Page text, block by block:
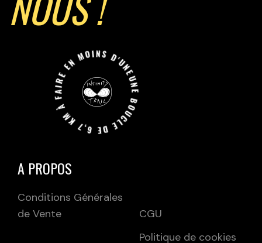
UNE BOUCLE DE 6,7 KM À FAIRE EN MOINS D'UNE HEURE JUSQU'A L'INIFINI.
A PROPOS
Conditions Générales
de Vente
CGU
Politique de cookies